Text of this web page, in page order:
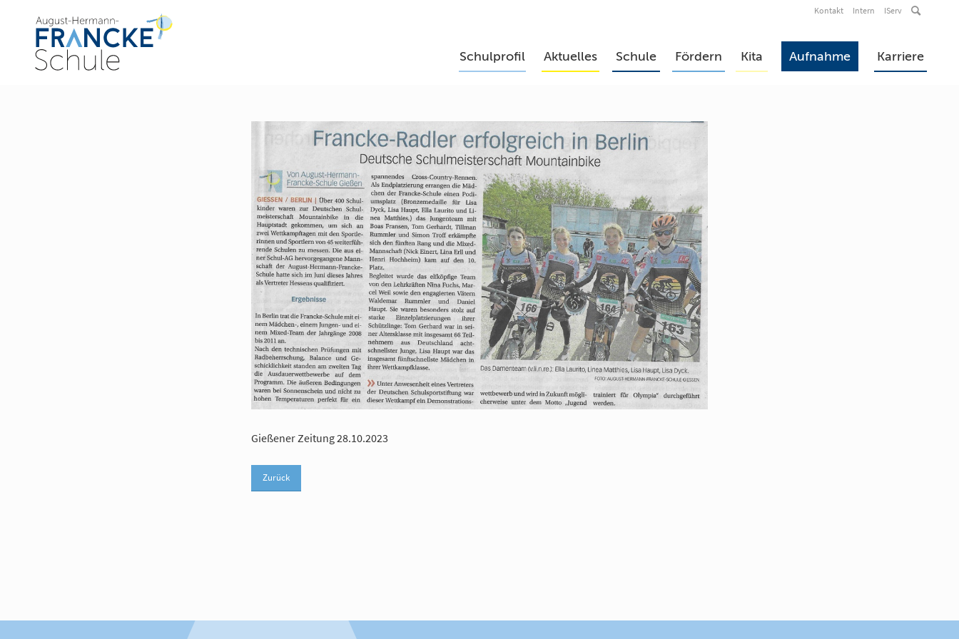
Kontakt Intern IServ
Schulprofil Aktuelles Schule Fördern Kita Aufnahme Karriere
Gießener Zeitung 28.10.2023
Zurück